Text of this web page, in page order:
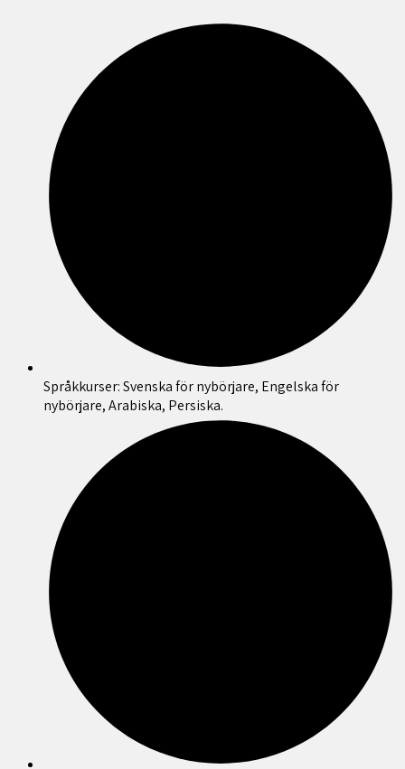
Språkkurser: Svenska för nybörjare, Engelska för
nybörjare, Arabiska, Persiska.